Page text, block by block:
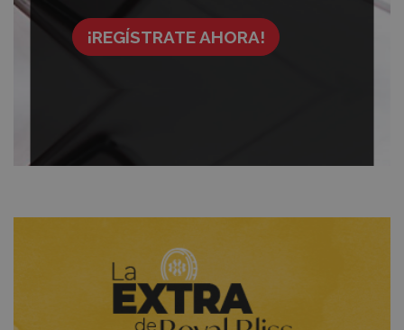
¡REGÍSTRATE AHORA!